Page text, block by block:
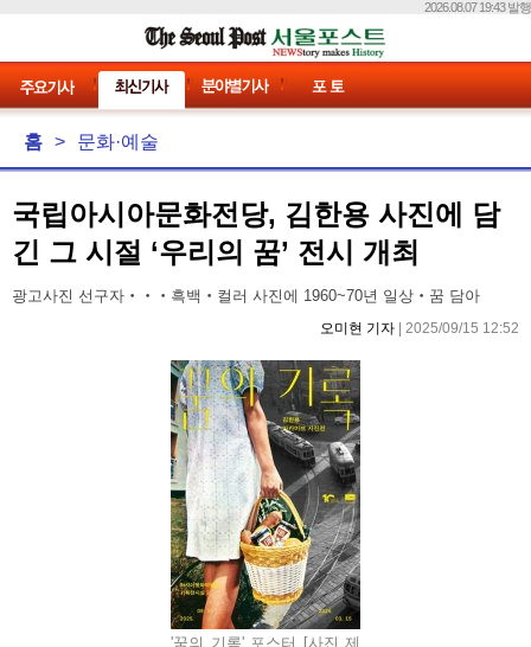
2026.08.07 19:43 발행
홈 > 문화·예술
국립아시아문화전당, 김한용 사진에 담
긴 그 시절 ‘우리의 꿈’ 전시 개최
광고사진 선구자‧‧‧흑백‧컬러 사진에 1960~70년 일상‧꿈 담아
오미현 기자 | 2025/09/15 12:52
'꿈의 기록' 포스터 [사진 제